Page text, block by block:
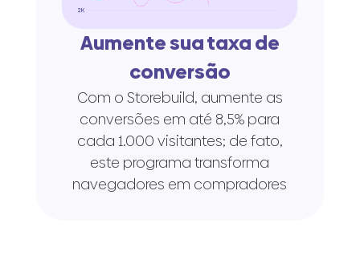
Aumente sua taxa de
conversão
Com o Storebuild, aumente as
conversões em até 8,5% para
cada 1.000 visitantes; de fato,
este programa transforma
navegadores em compradores